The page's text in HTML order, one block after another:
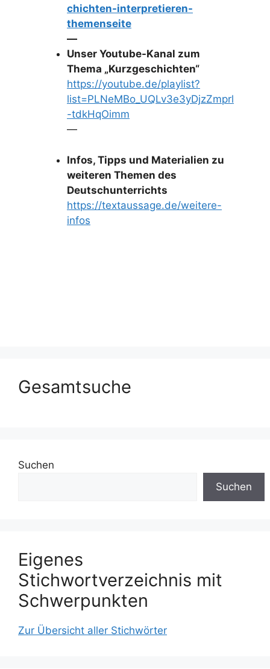
chichten-interpretieren-
themenseite
—
Unser Youtube-Kanal zum
Thema „Kurzgeschichten“
https://youtube.de/playlist?
list=PLNeMBo_UQLv3e3yDjzZmprl
-tdkHqOimm
—
Infos, Tipps und Materialien zu
weiteren Themen des
Deutschunterrichts
https://textaussage.de/weitere-
infos
Gesamtsuche
Suchen
Suchen
Eigenes
Stichwortverzeichnis mit
Schwerpunkten
Zur Übersicht aller Stichwörter